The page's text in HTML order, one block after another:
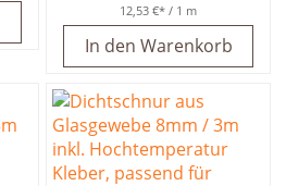
12,53 € / 1 m
In den Warenkorb